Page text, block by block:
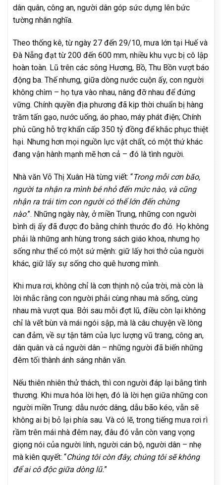
dân quân, công an, người dân góp sức dựng lên bức
tường nhân nghĩa.
Theo thống kê, từ ngày 27 đến 29/10, mưa lớn tại Huế và
Đà Nẵng đạt từ 200 đến 600 mm, nhiều khu vực bị cô lập
hoàn toàn. Lũ trên các sông Hương, Bồ, Thu Bồn vượt báo
động ba. Thế nhưng, giữa dòng nước cuộn ấy, con người
không chìm – họ tựa vào nhau, nâng đỡ nhau để đứng
vững. Chính quyền địa phương đã kịp thời chuẩn bị hàng
trăm tấn gạo, nước uống, áo phao, máy phát điện; Chính
phủ cũng hỗ trợ khẩn cấp 350 tỷ đồng để khắc phục thiệt
hại. Nhưng hơn mọi nguồn lực vật chất, có một thứ khác
đang vận hành mạnh mẽ hơn cả – đó là tình người.
Nhà văn Võ Thị Xuân Hà từng viết: “Trong mỗi cơn bão,
người ta nhận ra mình bé nhỏ đến mức nào, và cũng
nhận ra trái tim con người có thể lớn đến chừng
nào.”. Những ngày này, ở miền Trung, những con người
bình dị ấy đã được đo bằng chính thước đo đó. Họ không
phải là những anh hùng trong sách giáo khoa, nhưng họ
sống như thể có một sứ mệnh: giữ lấy hơi thở của người
khác, giữ lấy sự sống cho quê hương mình.
Khi mưa rơi, không chỉ là cơn thịnh nộ của trời, mà còn là
lời nhắc rằng con người phải cùng nhau mà sống, cùng
nhau mà vượt qua. Bởi sau mỗi đợt lũ, điều còn lại không
chỉ là vết bùn và mái ngói sập, mà là câu chuyện về lòng
can đảm, về sự tận tâm của lực lượng vũ trang, công an,
dân quân và cả người dân – những người đã biến những
đêm tối thành ánh sáng nhân văn.
Nếu thiên nhiên thử thách, thì con người đáp lại bằng tình
thương. Khi mưa hóa lời hẹn, đó là lời hẹn giữa những con
người miền Trung: dẫu nước dâng, dẫu bão kéo, vẫn sẽ
không ai bị bỏ lại phía sau. Và có lẽ, trong tiếng mưa rơi rì
rầm trên mái nhà đêm nay, đâu đó vẫn còn vang vọng
giọng nói của người lính, người cán bộ, người dân – nhẹ
mà kiên quyết: “Chúng tôi còn đây, chúng tôi sẽ không
để ai cô độc giữa dòng lũ.”